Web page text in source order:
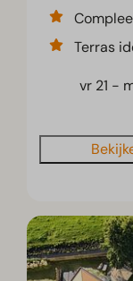
Terras
vr 21 -